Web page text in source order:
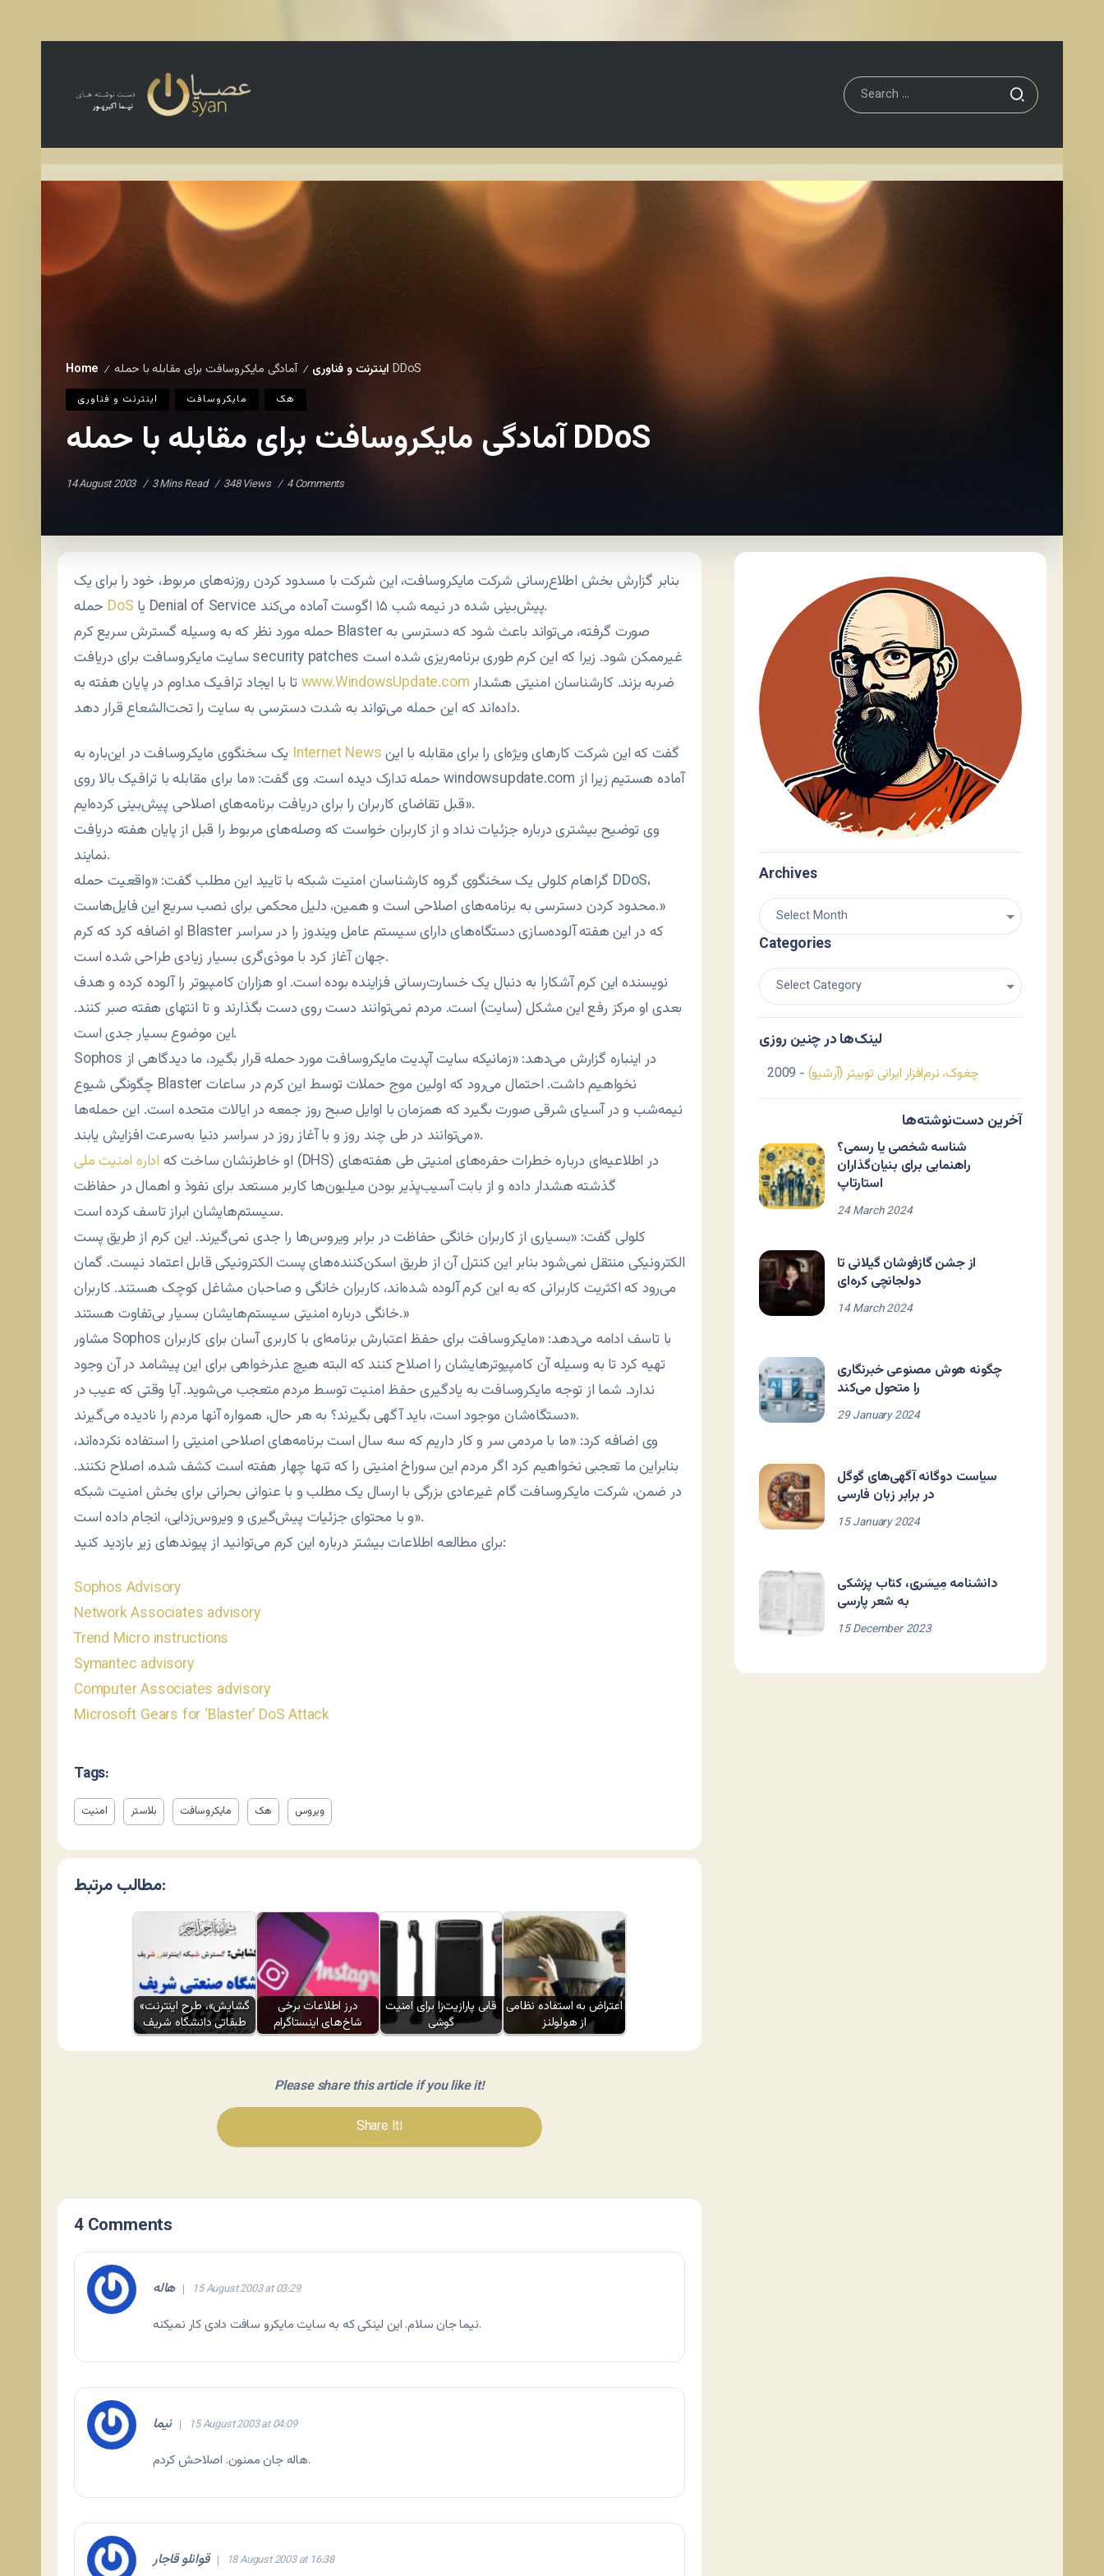
Home / اينترنت و فناوری / آمادگی مایکروسافت برای مقابله با حمله DDoS
اينترنت و فناوری مايکروسافت هک
آمادگی مایکروسافت برای مقابله با حمله DDoS
14 August 2003 3 Mins Read 348 Views 4 Comments
بنابر گزارش بخش اطلاع‌رسانی شرکت مایکروسافت، این شرکت با مسدود کردن روزنه‌های مربوط، خود را برای یک
DoS
یا Denial of Service پیش‌بینی شده در نیمه شب ۱۵ اگوست آماده می‌کند.
حمله مورد نظر که به وسیله گسترش سریع کرم Blaster صورت گرفته، می‌تواند باعث شود که دسترسی به
سایت مایکروسافت برای دریافت security patches غیرممکن شود. زیرا که این کرم طوری برنامه‌ریزی شده است
www.WindowsUpdate.com
داده‌اند که این حمله می‌تواند به شدت دسترسی به سایت را تحت‌الشعاع قرار دهد.
Internet Newsگفت که این شرکت کارهای ویژه‌ای را برای مقابله با این
حمله تدارک دیده است. وی گفت: «ما برای مقابله با ترافیک بالا روی windowsupdate.com‌ آماده هستیم زیرا از
قبل تقاضای کاربران را برای دریافت برنامه‌های اصلاحی پیش‌بینی کرده‌ایم».
وی توضیح بیشتری درباره جزئیات نداد و از کاربران خواست که وصله‌های مربوط را قبل از پایان هفته دریافت
نمایند.
گراهام کلولی یک سخنگوی گروه کارشناسان امنیت شبکه با تایید این مطلب گفت: «واقعیت حمله DDoS،
محدود کردن دسترسی به برنامه‌های اصلاحی است و همین، دلیل محکمی برای نصب سریع این فایل‌هاست.»
او اضافه کرد که کرم Blaster که در این هفته آلوده‌سازی دستگاه‌های دارای سیستم عامل ویندوز را در سراسر
جهان آغاز کرد با موذی‌گری بسیار زیادی طراحی شده است.
نویسنده این کرم آشکارا به دنبال یک خسارت‌رسانی فزاینده بوده است. او هزاران کامپیوتر را آلوده کرده و هدف
بعدی او مرکز رفع این مشکل (سایت) است. مردم نمی‌توانند دست روی دست بگذارند و تا انتهای هفته صبر کنند.
این موضوع بسیار جدی است.
Sophos در اینباره گزارش می‌دهد: «زمانیکه سایت آپدیت مایکروسافت مورد حمله قرار بگیرد، ما دیدگاهی از
چگونگی شیوع Blaster نخواهیم داشت. احتمال می‌رود که اولین موج حملات توسط این کرم در ساعات
نیمه‌شب و در آسیای شرقی صورت بگیرد که همزمان با اوایل صبح روز جمعه در ایالات متحده است. این حمله‌ها
می‌توانند در طی چند روز و با آغاز روز در سراسر دنیا به‌سرعت افزایش یابند».
او خاطرنشان ساخت که اداره امنیت ملی
(DHS) در اطلاعیه‌ای درباره خطرات حفره‌های امنیتی طی هفته‌های
گذشته هشدار داده و از بابت آسیب‌پذیر بودن میلیون‌ها کاربر مستعد برای نفوذ و اهمال در حفاظت
سیستم‌هایشان ابراز تاسف کرده است.
کلولی گفت: «بسیاری از کاربران خانگی حفاظت در برابر ویروس‌ها را جدی نمی‌گیرند. این کرم از طریق پست
الکترونیکی منتقل نمی‌شود بنابر این کنترل آن از طریق اسکن‌کننده‌های پست الکترونیکی قابل اعتماد نیست. گمان
می‌رود که اکثریت کاربرانی که به این کرم آلوده شده‌اند، کاربران خانگی و صاحبان مشاغل کوچک هستند. کاربران
خانگی درباره امنیتی سیستم‌هایشان بسیار بی‌تفاوت هستند.»
مشاور Sophos با تاسف ادامه می‌دهد: «مایکروسافت برای حفظ اعتبارش برنامه‌ای با کاربری آسان برای کاربران
تهیه کرد تا به وسیله آن کامپیوترهایشان را اصلاح کنند که البته هیچ عذرخواهی برای این پیشامد در آن وجود
ندارد. شما از توجه مایکروسافت به یادگیری حفظ امنیت توسط مردم متعجب می‌شوید. آیا وقتی که عیب در
دستگاه‌شان موجود است، باید آگهی بگیرند؟ به هر حال، همواره آنها مردم را نادیده می‌گیرند».
وی اضافه کرد: «ما با مردمی سر و کار داریم که سه سال است برنامه‌های اصلاحی امنیتی را استفاده نکرده‌اند،
بنابراین ما تعجبی نخواهیم کرد اگر مردم این سوراخ امنیتی را که تنها چهار هفته است کشف شده، اصلاح نکنند.
در ضمن، شرکت مایکروسافت گام غیرعادی بزرگی با ارسال یک مطلب و با عنوانی بحرانی برای بخش امنیت شبکه
و با محتوای جزئیات پیش‌گیری و ویروس‌زدایی، انجام داده است».
برای مطالعه اطلاعات بیشتر درباره این کرم می‌توانید از پیوندهای زیر بازدید کنید:
Sophos Advisory
Network Associates advisory
Trend Micro instructions
Symantec advisory
Computer Associates advisory
Microsoft Gears for ‘Blaster’ DoS Attack
Tags:
امنیت بلاستر مایکروسافت هک ویروس
مطالب مرتبط:
«گشایش»، طرح اینترنت
طبقاتی دانشگاه شریف
درز اطلاعات برخی
شاخ‌های اینستاگرام
قابی پارازیت‌زا برای امنیت
گوشی
اعتراض به استفاده نظامی
از هولولنز
Please share this article if you like it!
Share It!
4 Comments
هاله 15 August 2003 at 03:29
نيما جان سلام. اين لينکی که به سايت مايکرو سافت دادی کار نميکنه.
نيما 15 August 2003 at 04:09
هاله جان ممنون. اصلاحش کردم.
قوانلو قاجار 18 August 2003 at 16:38
Archives
Categories
لینک‌ها در چنین روزی
چغوک، نرم‌افزار ایرانی توییتر (آرشیو) - 2009
آخرین دست‌نوشته‌ها
شناسه شخصی یا رسمی؟
راهنمایی برای بنیان‌گذاران
استارتاپ
24 March 2024
از جشن گازفوشان گیلانی تا
دولجانچی کره‌ای
14 March 2024
چگونه هوش مصنوعی خبرنگاری
را متحول می‌کند
29 January 2024
سیاست دوگانه آگهی‌های گوگل
در برابر زبان فارسی
15 January 2024
دانشنامه مِیسَری، کتاب پزشکی
به شعر پارسی
15 December 2023